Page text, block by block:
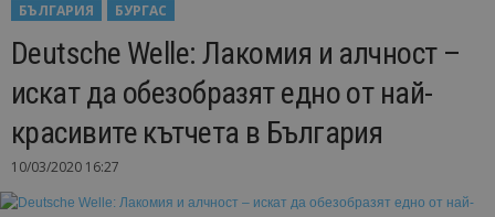
БЪЛГАРИЯ
БУРГАС
Deutsche Welle: Лакомия и алчност –
искат да обезобразят едно от най-
красивите кътчета в България
10/03/2020 16:27